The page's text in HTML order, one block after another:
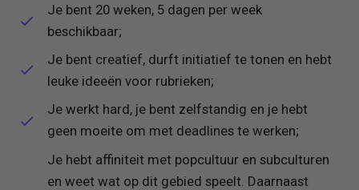
Je bent 20 weken, 5 dagen per week
beschikbaar;
Je bent creatief, durft initiatief te tonen en hebt
leuke ideeën voor rubrieken;
Je werkt hard, je bent zelfstandig en je hebt
geen moeite om met deadlines te werken;
Je hebt affiniteit met popcultuur en subculturen
en weet wat op dit gebied speelt. Daarnaast